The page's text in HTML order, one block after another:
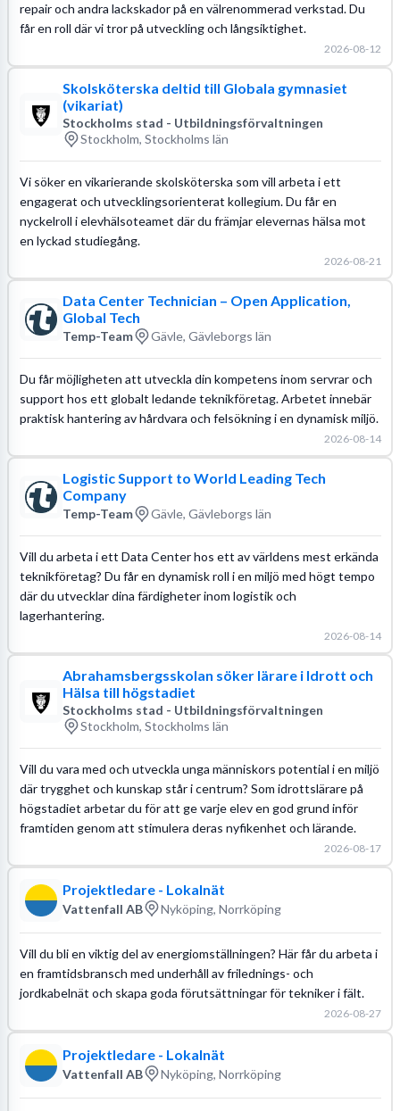
repair och andra lackskador på en välrenommerad verkstad. Du
får en roll där vi tror på utveckling och långsiktighet.
2026-08-12
Skolsköterska deltid till Globala gymnasiet
(vikariat)
Stockholms stad - Utbildningsförvaltningen
Stockholm, Stockholms län
Vi söker en vikarierande skolsköterska som vill arbeta i ett
engagerat och utvecklingsorienterat kollegium. Du får en
nyckelroll i elevhälsoteamet där du främjar elevernas hälsa mot
en lyckad studiegång.
2026-08-21
Data Center Technician – Open Application,
Global Tech
Temp-Team Gävle, Gävleborgs län
Du får möjligheten att utveckla din kompetens inom servrar och
support hos ett globalt ledande teknikföretag. Arbetet innebär
praktisk hantering av hårdvara och felsökning i en dynamisk miljö.
2026-08-14
Logistic Support to World Leading Tech
Company
Temp-Team Gävle, Gävleborgs län
Vill du arbeta i ett Data Center hos ett av världens mest erkända
teknikföretag? Du får en dynamisk roll i en miljö med högt tempo
där du utvecklar dina färdigheter inom logistik och
lagerhantering.
2026-08-14
Abrahamsbergsskolan söker lärare i Idrott och
Hälsa till högstadiet
Stockholms stad - Utbildningsförvaltningen
Stockholm, Stockholms län
Vill du vara med och utveckla unga människors potential i en miljö
där trygghet och kunskap står i centrum? Som idrottslärare på
högstadiet arbetar du för att ge varje elev en god grund inför
framtiden genom att stimulera deras nyfikenhet och lärande.
2026-08-17
Projektledare - Lokalnät
Vattenfall AB Nyköping, Norrköping
Vill du bli en viktig del av energiomställningen? Här får du arbeta i
en framtidsbransch med underhåll av frilednings- och
jordkabelnät och skapa goda förutsättningar för tekniker i fält.
2026-08-27
Projektledare - Lokalnät
Vattenfall AB Nyköping, Norrköping